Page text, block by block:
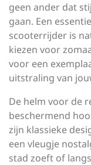
geen ander dat
gaan. Een
scooterrijder is
kiezen voor
voor een
uitstraling van
De helm voor de
beschermend
zijn klassieke
een vleugje
stad zoeft of